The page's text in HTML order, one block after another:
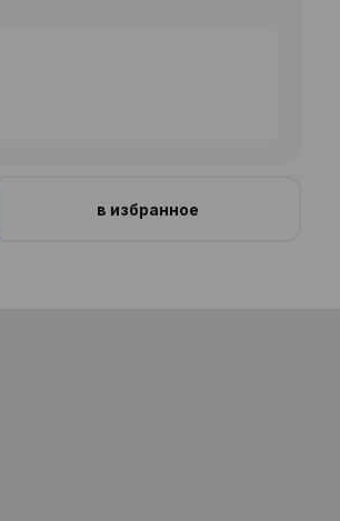
в избранное